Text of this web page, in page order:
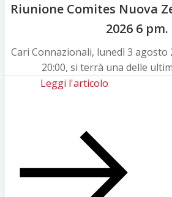
Riunione Comites Nuova
2026 6 pm.
Cari Connazionali, lunedì 3 agosto
20:00, si terrà una delle
Leggi l'articolo